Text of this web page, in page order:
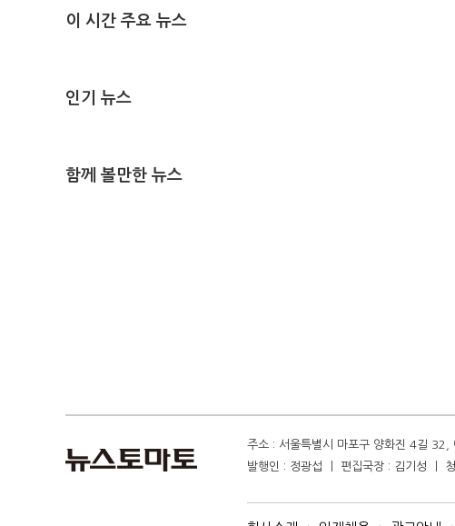
이 시간 주요 뉴스
인기 뉴스
함께 볼만한 뉴스
주소 : 서울특별시 마포구 양화진 4길
발행인 : 정광섭 ㅣ 편집국장 : 김기성